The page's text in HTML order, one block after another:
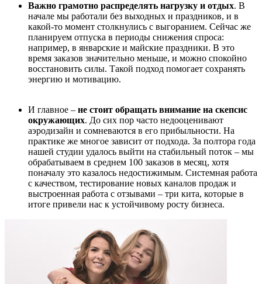
Важно грамотно распределять нагрузку и отдых. В
начале мы работали без выходных и праздников, и в
какой-то момент столкнулись с выгоранием. Сейчас же
планируем отпуска в периоды снижения спроса:
например, в январские и майские праздники. В это
время заказов значительно меньше, и можно спокойно
восстановить силы. Такой подход помогает сохранять
энергию и мотивацию.
И главное – не стоит обращать внимание на скепсис
окружающих. До сих пор часто недооценивают
аэродизайн и сомневаются в его прибыльности. На
практике же многое зависит от подхода. За полтора года
нашей студии удалось выйти на стабильный поток – мы
обрабатываем в среднем 100 заказов в месяц, хотя
поначалу это казалось недостижимым. Системная работа
с качеством, тестирование новых каналов продаж и
выстроенная работа с отзывами – три кита, которые в
итоге привели нас к устойчивому росту бизнеса.